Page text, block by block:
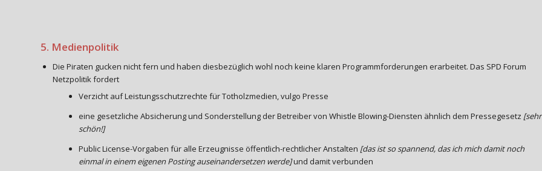
5. Medienpolitik
Die Piraten gucken nicht fern und haben diesbezüglich wohl noch keine klaren Programmforderungen erarbeitet. Das SPD Forum
Netzpolitik fordert
Verzicht auf Leistungsschutzrechte für Totholzmedien, vulgo Presse
eine gesetzliche Absicherung und Sonderstellung der Betreiber von Whistle Blowing-Diensten ähnlich dem Pressegesetz [sehr
schön!]
Public License-Vorgaben für alle Erzeugnisse öffentlich-rechtlicher Anstalten [das ist so spannend, das ich mich damit noch
einmal in einem eigenen Posting auseinandersetzen werde]und damit verbunden